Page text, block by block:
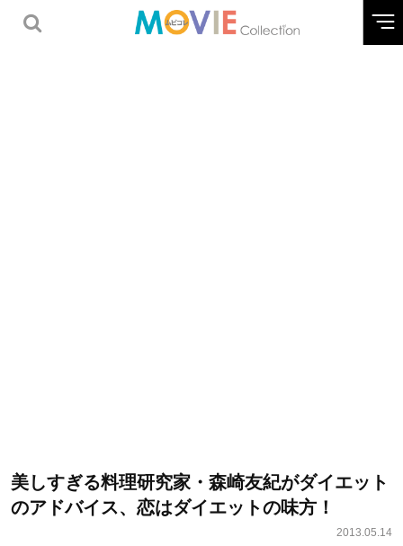
美しすぎる料理研究家・森崎友紀がダイエット
のアドバイス、恋はダイエットの味方！
2013.05.14